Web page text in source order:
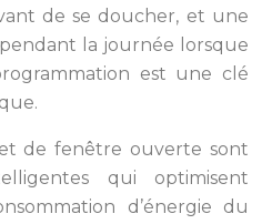
de se doucher, et une
la journée lorsque
est une clé
et de fenêtre ouverte sont
qui optimisent
d’énergie du